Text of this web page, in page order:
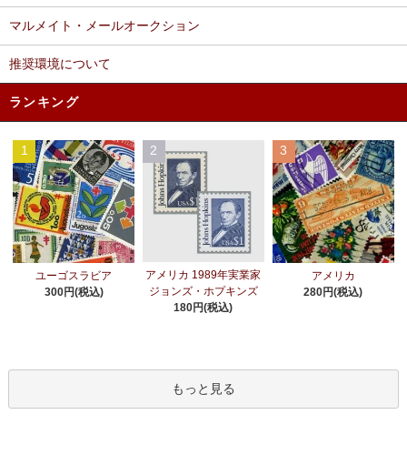
マルメイト・メールオークション
推奨環境について
ランキング
1
ユーゴスラビア
300円(税込)
2
アメリカ 1989年実業家
ジョンズ・ホプキンズ
180円(税込)
3
アメリカ
280円(税込)
もっと見る